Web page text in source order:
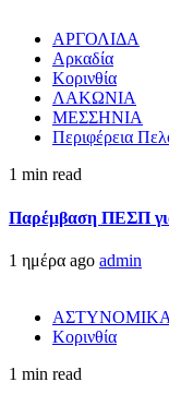
ΑΡΓΟΛΙΔΑ
Αρκαδία
Κορινθία
ΛΑΚΩΝΙΑ
ΜΕΣΣΗΝΙΑ
Περιφέρεια
1 min read
Παρέμβαση ΠΕΣΠ
1 ημέρα ago admin
ΑΣΤΥΝΟΜΙΚΑ
Κορινθία
1 min read